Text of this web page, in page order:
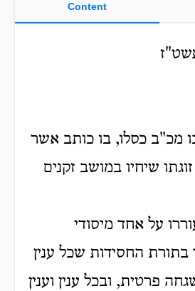
Content
מכ"ב כסלו, בו כותב אשר
שיחיו במושב זקנים
על אחד מיסודי
בתורת החסידות שכל ענין
פרטית, ובכל ענין וענין